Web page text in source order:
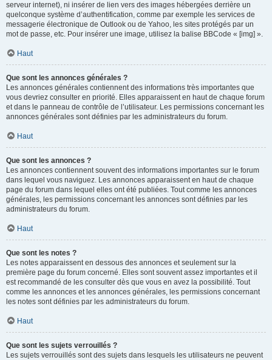
serveur internet), ni insérer de lien vers des images hébergées derrière un
quelconque système d’authentification, comme par exemple les services de
messagerie électronique de Outlook ou de Yahoo, les sites protégés par un
mot de passe, etc. Pour insérer une image, utilisez la balise BBCode « [img] ».
Haut
Que sont les annonces générales ?
Les annonces générales contiennent des informations très importantes que
vous devriez consulter en priorité. Elles apparaissent en haut de chaque forum
et dans le panneau de contrôle de l’utilisateur. Les permissions concernant les
annonces générales sont définies par les administrateurs du forum.
Haut
Que sont les annonces ?
Les annonces contiennent souvent des informations importantes sur le forum
dans lequel vous naviguez. Les annonces apparaissent en haut de chaque
page du forum dans lequel elles ont été publiées. Tout comme les annonces
générales, les permissions concernant les annonces sont définies par les
administrateurs du forum.
Haut
Que sont les notes ?
Les notes apparaissent en dessous des annonces et seulement sur la
première page du forum concerné. Elles sont souvent assez importantes et il
est recommandé de les consulter dès que vous en avez la possibilité. Tout
comme les annonces et les annonces générales, les permissions concernant
les notes sont définies par les administrateurs du forum.
Haut
Que sont les sujets verrouillés ?
Les sujets verrouillés sont des sujets dans lesquels les utilisateurs ne peuvent